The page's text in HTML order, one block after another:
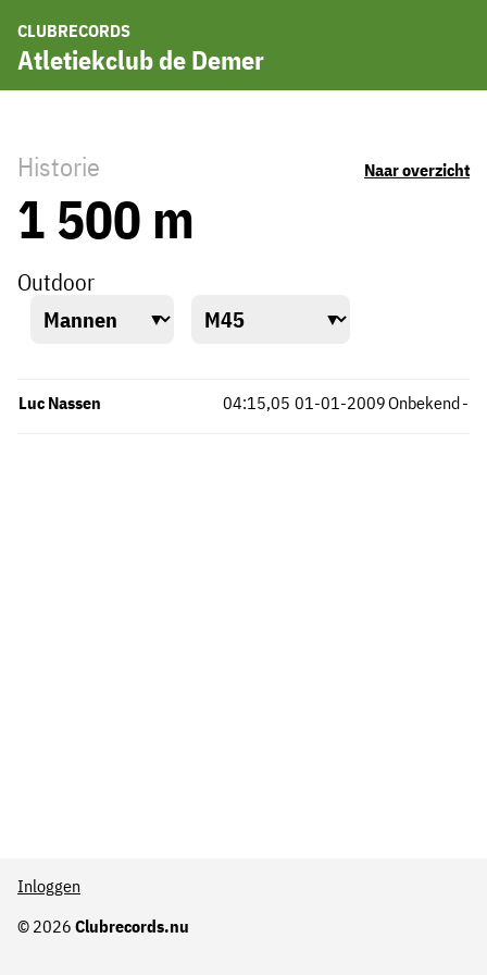
CLUBRECORDS
Atletiekclub de Demer
Historie Naar overzicht
1 500 m
Outdoor
Luc Nassen Onbekend
04:15,05 -
01-01-2009
© 2026 Clubrecords.nu
Inloggen